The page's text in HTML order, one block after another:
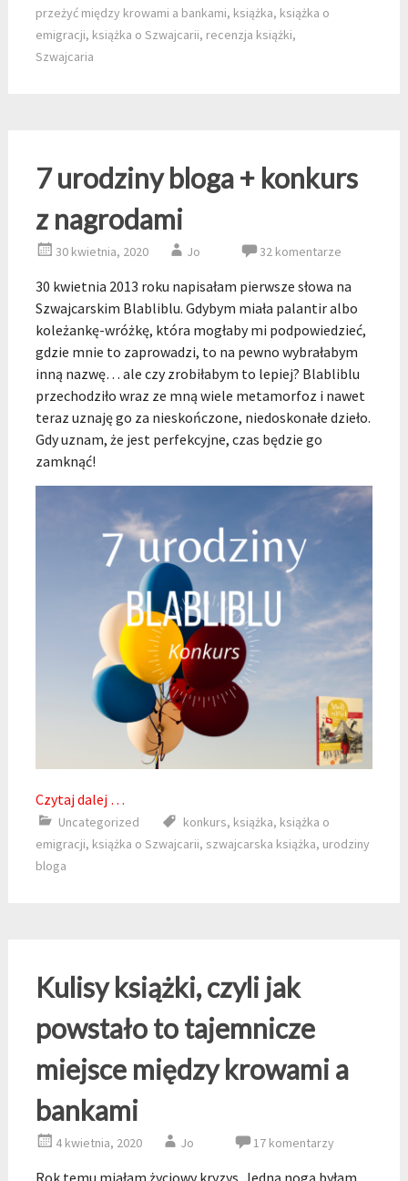
przeżyć między krowami a bankami, książka, książka o
emigracji, książka o Szwajcarii, recenzja książki,
Szwajcaria
7 urodziny bloga + konkurs
z nagrodami
30 kwietnia, 2020 Jo 32 komentarze
30 kwietnia 2013 roku napisałam pierwsze słowa na
Szwajcarskim Blabliblu. Gdybym miała palantir albo
koleżankę-wróżkę, która mogłaby mi podpowiedzieć,
gdzie mnie to zaprowadzi, to na pewno wybrałabym
inną nazwę… ale czy zrobiłabym to lepiej? Blabliblu
przechodziło wraz ze mną wiele metamorfoz i nawet
teraz uznaję go za nieskończone, niedoskonałe dzieło.
Gdy uznam, że jest perfekcyjne, czas będzie go
zamknąć!
Czytaj dalej …
Uncategorized konkurs, książka, książka o
emigracji, książka o Szwajcarii, szwajcarska książka, urodziny
bloga
Kulisy książki, czyli jak
powstało to tajemnicze
miejsce między krowami a
bankami
4 kwietnia, 2020 Jo 17 komentarzy